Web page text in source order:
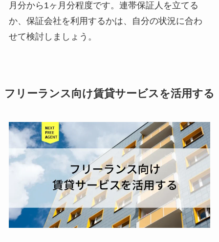
月分から1ヶ月分程度です。連帯保証人を立てる
か、保証会社を利用するかは、自分の状況に合わ
せて検討しましょう。
フリーランス向け賃貸サービスを活用する